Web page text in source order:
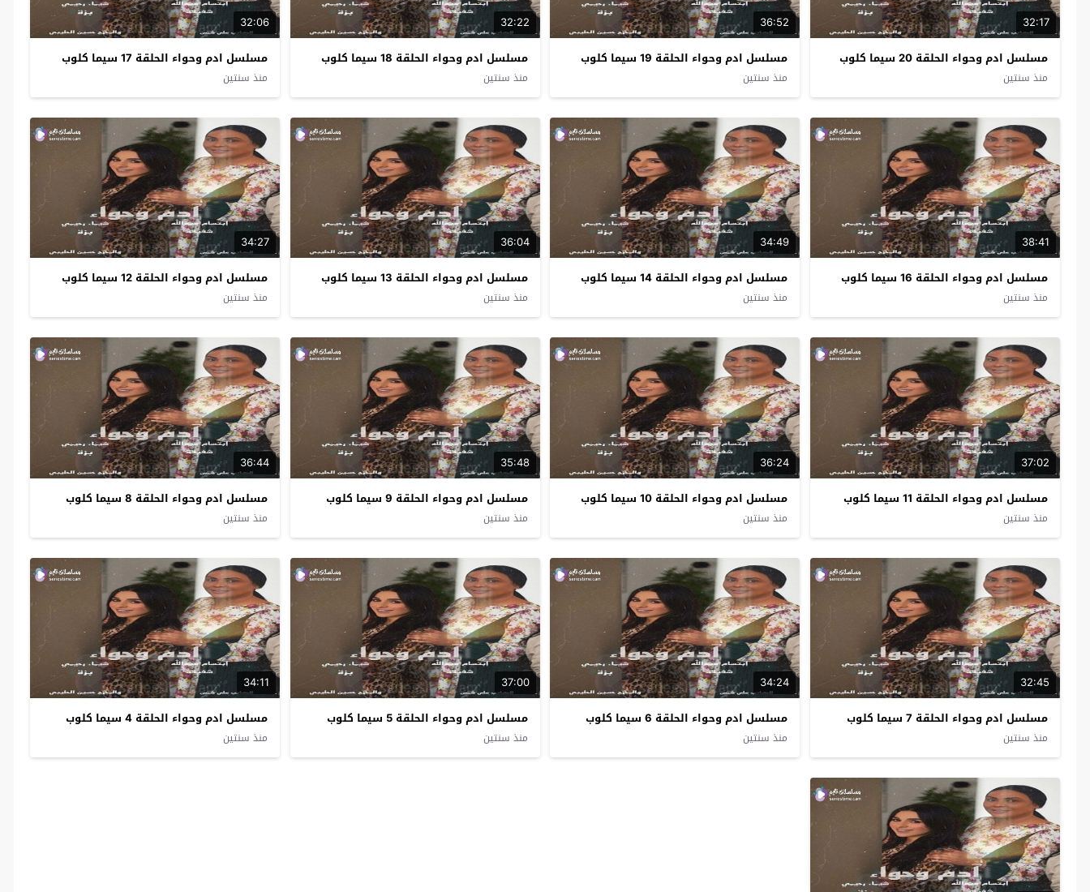
32:17
مسلسل ادم وحواء الحلقة 20 سيما كلوب
منذ سنتين
36:52
مسلسل ادم وحواء الحلقة 19 سيما كلوب
منذ سنتين
32:22
مسلسل ادم وحواء الحلقة 18 سيما كلوب
منذ سنتين
32:06
مسلسل ادم وحواء الحلقة 17 سيما كلوب
منذ سنتين
38:41
مسلسل ادم وحواء الحلقة 16 سيما كلوب
منذ سنتين
34:49
مسلسل ادم وحواء الحلقة 14 سيما كلوب
منذ سنتين
36:04
مسلسل ادم وحواء الحلقة 13 سيما كلوب
منذ سنتين
34:27
مسلسل ادم وحواء الحلقة 12 سيما كلوب
منذ سنتين
37:02
مسلسل ادم وحواء الحلقة 11 سيما كلوب
منذ سنتين
36:24
مسلسل ادم وحواء الحلقة 10 سيما كلوب
منذ سنتين
35:48
مسلسل ادم وحواء الحلقة 9 سيما كلوب
منذ سنتين
36:44
مسلسل ادم وحواء الحلقة 8 سيما كلوب
منذ سنتين
32:45
مسلسل ادم وحواء الحلقة 7 سيما كلوب
منذ سنتين
34:24
مسلسل ادم وحواء الحلقة 6 سيما كلوب
منذ سنتين
37:00
مسلسل ادم وحواء الحلقة 5 سيما كلوب
منذ سنتين
34:11
مسلسل ادم وحواء الحلقة 4 سيما كلوب
منذ سنتين